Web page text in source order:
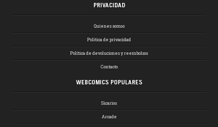
PRIVACIDAD
Quienes somos
Política de privacidad
Política de devoluciones y reembolsos
Contacto
WEBCOMICS POPULARES
Sicarios
Arcade